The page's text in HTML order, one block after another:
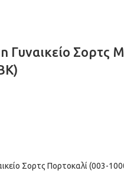
Γυναικείο Σορτς